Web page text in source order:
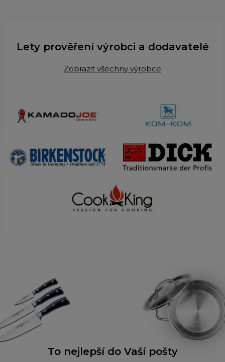
Lety prověření výrobci a dodavatelé
Zobrazit všechny výrobce
To nejlepší do Vaší pošty